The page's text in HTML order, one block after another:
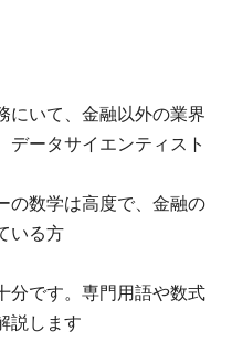
にいて、金融以外の業界
データサイエンティスト
の数学は高度で、金融の
いる方
分です。専門用語や数式
説します